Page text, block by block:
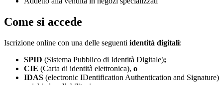
Come si accede
Iscrizione online con una delle seguenti identità digitali:
SPID (Sistema Pubblico di Identità Digitale);
CIE (Carta di identità elettronica), o
IDAS (electronic IDentification Authentication and Signature)